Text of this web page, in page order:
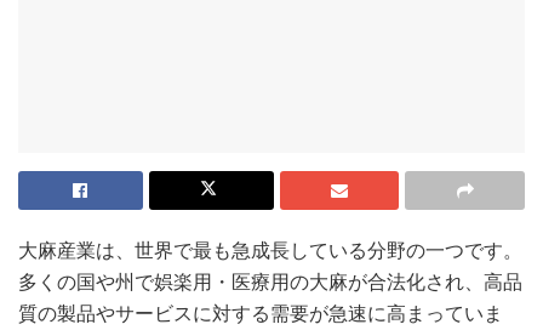
大麻産業は、世界で最も急成長している分野の一つです。
多くの国や州で娯楽用・医療用の大麻が合法化され、高品
質の製品やサービスに対する需要が急速に高まっていま